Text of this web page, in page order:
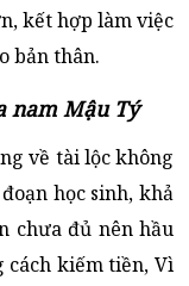
kết hợp làm việc
bản thân.
nam Mậu Tý
về tài lộc không
học sinh, khả
chưa đủ nên hầu
cách kiếm tiền, Vì